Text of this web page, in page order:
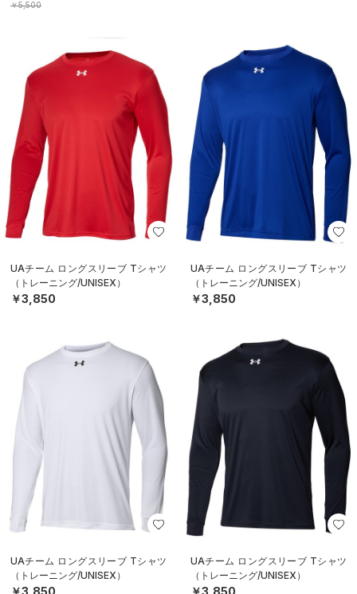
￥5,500
UAチーム ロングスリーブ Tシャツ
（トレーニング/UNISEX）
￥3,850
UAチーム ロングスリーブ Tシャツ
（トレーニング/UNISEX）
￥3,850
UAチーム ロングスリーブ Tシャツ
（トレーニング/UNISEX）
￥3,850
UAチーム ロングスリーブ Tシャツ
（トレーニング/UNISEX）
￥3,850